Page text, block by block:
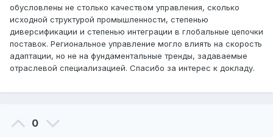
обусловлены не столько качеством управления, сколько
исходной структурой промышленности, степенью
диверсификации и степенью интеграции в глобальные цепочки
поставок. Региональное управление могло влиять на скорость
адаптации, но не на фундаментальные тренды, задаваемые
отраслевой специализацией. Спасибо за интерес к докладу.
0